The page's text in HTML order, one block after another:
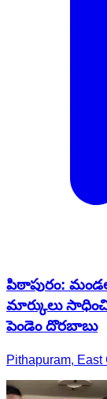
పిఠాపురం:
మార్కులు
పెండెం దొరబాబు
Pithapuram, East